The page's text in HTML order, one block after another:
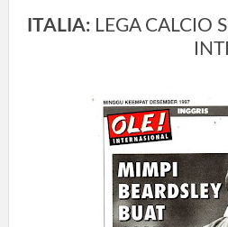
ITALIA: LEGA CALCIO